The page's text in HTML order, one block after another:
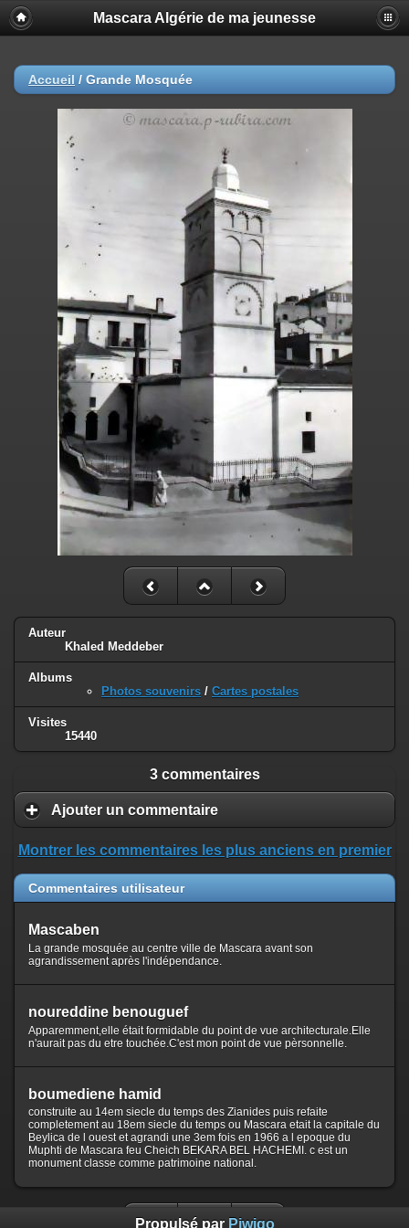
Mascara Algérie de ma jeunesse
Accueil / Grande Mosquée
Auteur
Khaled Meddeber
Albums
Photos souvenirs / Cartes postales
Visites
15440
3 commentaires
Ajouter un commentaire
Montrer les commentaires les plus anciens en premier
Commentaires utilisateur
Mascaben
La grande mosquée au centre ville de Mascara avant son
agrandissement après l'indépendance.
noureddine benouguef
Apparemment,elle était formidable du point de vue architecturale.Elle
n'aurait pas du etre touchée.C'est mon point de vue pèrsonnelle.
boumediene hamid
construite au 14em siecle du temps des Zianides puis refaite
completement au 18em siecle du temps ou Mascara etait la capitale du
Beylica de l ouest et agrandi une 3em fois en 1966 a l epoque du
Muphti de Mascara feu Cheich BEKARA BEL HACHEMI. c est un
monument classe comme patrimoine national.
Propulsé par Piwigo